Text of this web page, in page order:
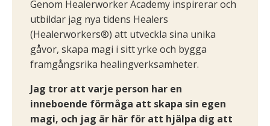
Genom Healerworker Academy inspirerar och
utbildar jag nya tidens Healers
(Healerworkers®) att utveckla sina unika
gåvor, skapa magi i sitt yrke och bygga
framgångsrika healingverksamheter.
Jag tror att varje person har en
inneboende förmåga att skapa sin egen
magi, och jag är här för att hjälpa dig att